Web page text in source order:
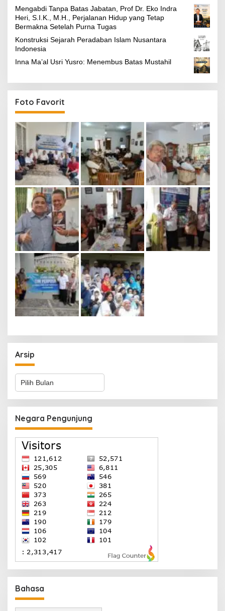
Mengabdi Tanpa Batas Jabatan, Prof Dr. Eko Indra
Heri, S.I.K., M.H., Perjalanan Hidup yang Tetap
Bermakna Setelah Purna Tugas
Konstruksi Sejarah Peradaban Islam Nusantara
Indonesia
Inna Ma’al Usri Yusro: Menembus Batas Mustahil
Foto Favorit
Arsip
Arsip
Negara Pengunjung
Bahasa